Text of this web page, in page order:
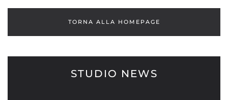
TORNA ALLA HOMEPAGE
STUDIO NEWS